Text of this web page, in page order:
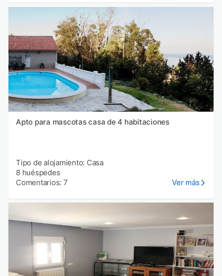
Apto para mascotas casa de 4 habitaciones
Tipo de alojamiento: Casa
8 huéspedes
Comentarios: 7
Ver más